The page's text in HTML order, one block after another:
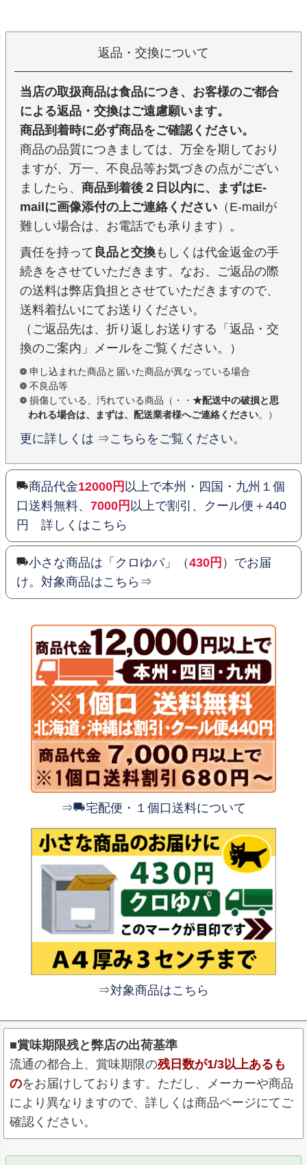
返品・交換について
当店の取扱商品は食品につき、お客様のご都合
による返品・交換はご遠慮願います。
商品到着時に必ず商品をご確認ください。
商品の品質につきましては、万全を期しており
ますが、万一、不良品等お気づきの点がござい
ましたら、 商品到着後２日以内に、まずはE-
mailに画像添付の上ご連絡ください （E-mailが
難しい場合は、お電話でも承ります）。
責任を持って 良品と交換もしくは代金返金の手
続きをさせていただきます。なお、ご返品の際
の送料は弊店負担とさせていただきますので、
送料着払いにてお送りください。
（ご返品先は、折り返しお送りする「返品・交
換のご案内」メールをご覧ください。）
申し込まれた商品と届いた商品が異なっている場合
不良品等
損傷している、汚れている商品（・・ ★配送中の破損と思
われる場合は、まずは、配送業者様へご連絡ください。）
更に詳しくは ⇒こちらをご覧ください。
商品代金12000円 以上で本州・四国・九州１個
口送料無料、 7000円 以上で割引、クール便＋440
円 詳しくはこちら
小さな商品は「クロゆパ」（430円 ）でお届
け。対象商品はこちら⇒
⇒ 宅配便・１個口送料について
⇒対象商品はこちら
■賞味期限残と弊店の出荷基準
流通の都合上、賞味期限の残日数が1/3以上あるも
のをお届けしております。ただし、メーカーや商品
により異なりますので、詳しくは商品ページにてご
確認ください。